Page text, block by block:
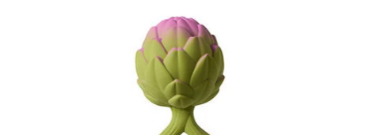
fantastisch uitziet. Gemaakt van 100%
natuurlijk rubber.
TOEVOEGEN AAN WINKELWAGEN